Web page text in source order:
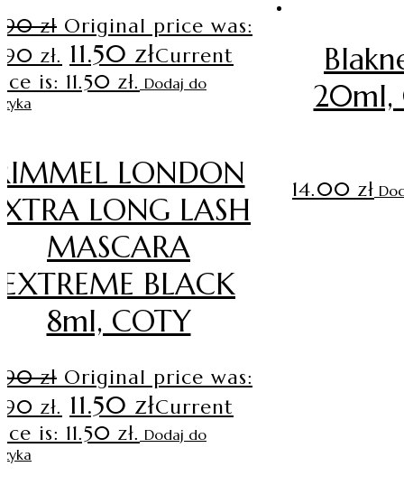
zł Original price was:
zł. 11.50 złCurrent
is: 11.50 zł. Dodaj do
LONDON
LONG LASH
MASCARA
EXTREME BLACK
8ml, COTY
zł Original price was:
zł. 11.50 złCurrent
is: 11.50 zł. Dodaj do
20ml,
14.00 zł